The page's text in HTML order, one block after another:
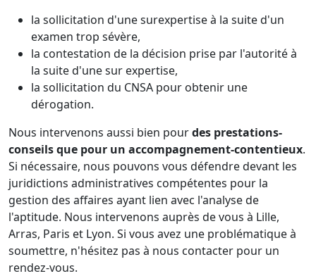
la sollicitation d'une surexpertise à la suite d'un
examen trop sévère,
la contestation de la décision prise par l'autorité à
la suite d'une sur expertise,
la sollicitation du CNSA pour obtenir une
dérogation.
Nous intervenons aussi bien pourdes prestations-
conseils que pour un accompagnement-contentieux.
Si nécessaire, nous pouvons vous défendre devant les
juridictions administratives compétentes pour la
gestion des affaires ayant lien avec l'analyse de
l'aptitude. Nous intervenons auprès de vous à Lille,
Arras, Paris et Lyon. Si vous avez une problématique à
soumettre, n'hésitez pas à nous contacter pour un
rendez-vous.